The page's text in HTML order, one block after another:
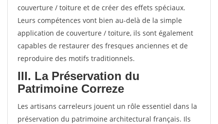
couverture / toiture et de créer des effets spéciaux.
Leurs compétences vont bien au-delà de la simple
application de couverture / toiture, ils sont également
capables de restaurer des fresques anciennes et de
reproduire des motifs traditionnels.
III. La Préservation du
Patrimoine Correze
Les artisans carreleurs jouent un rôle essentiel dans la
préservation du patrimoine architectural français. Ils